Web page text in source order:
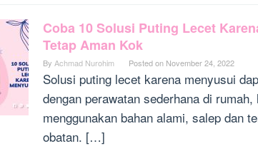
Coba 10 Solusi Puting Lecet
Tetap Aman Kok
By Achmad Nurohim Posted on November 24, 2022
Solusi puting lecet karena menyusui
dengan perawatan sederhana di rumah,
menggunakan bahan alami, salep dan
obatan. […]